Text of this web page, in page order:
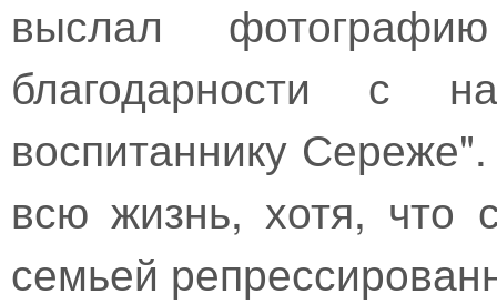
выслал
благодарности с
воспитаннику
всю жизнь, хотя, что
семьей